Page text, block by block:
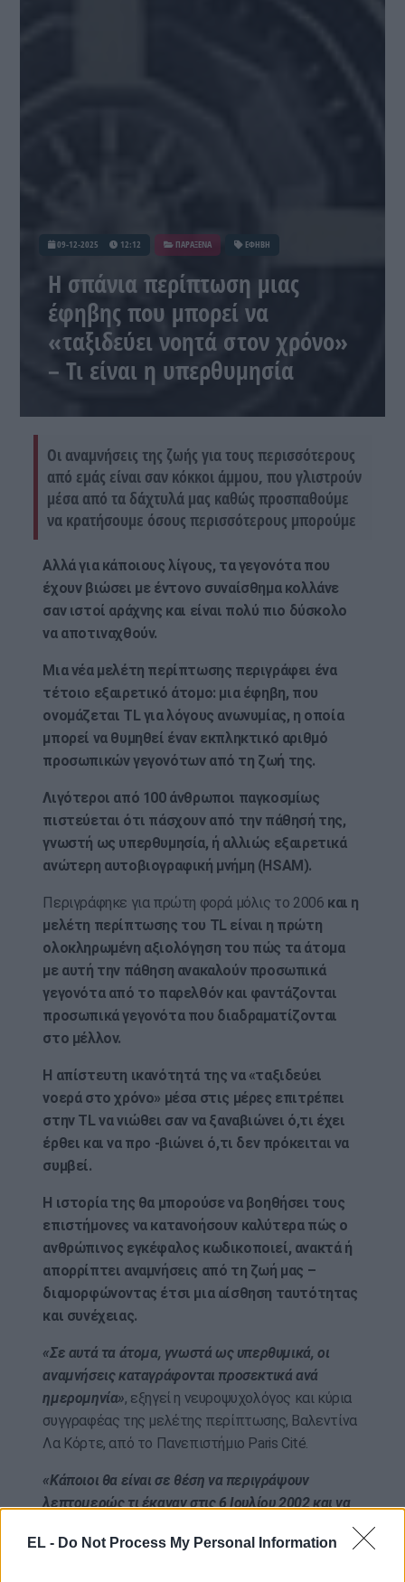
EL - Do Not Process My Personal Information
09-12-2025 12:12 ΠΑΡΑΞΕΝΑ ΕΦΗΒΗ
Η σπάνια περίπτωση μιας
έφηβης που μπορεί να
«ταξιδεύει νοητά στον χρόνο»
– Τι είναι η υπερθυμησία
Οι αναμνήσεις της ζωής για τους περισσότερους
από εμάς είναι σαν κόκκοι άμμου, που γλιστρούν
μέσα από τα δάχτυλά μας καθώς προσπαθούμε
να κρατήσουμε όσους περισσότερους μπορούμε
Αλλά για κάποιους λίγους, τα γεγονότα που
έχουν βιώσει με έντονο συναίσθημα κολλάνε
σαν ιστοί αράχνης και είναι πολύ πιο δύσκολο
να αποτιναχθούν.
Μια νέα μελέτη περίπτωσης περιγράφει ένα
τέτοιο εξαιρετικό άτομο: μια έφηβη, που
ονομάζεται TL για λόγους ανωνυμίας, η οποία
μπορεί να θυμηθεί έναν εκπληκτικό αριθμό
προσωπικών γεγονότων από τη ζωή της.
Λιγότεροι από 100 άνθρωποι παγκοσμίως
πιστεύεται ότι πάσχουν από την πάθησή της,
γνωστή ως υπερθυμησία, ή αλλιώς εξαιρετικά
ανώτερη αυτοβιογραφική μνήμη (HSAM).
Περιγράφηκε για πρώτη φορά μόλις το 2006 και η
μελέτη περίπτωσης του TL είναι η πρώτη
ολοκληρωμένη αξιολόγηση του πώς τα άτομα
με αυτή την πάθηση ανακαλούν προσωπικά
γεγονότα από το παρελθόν και φαντάζονται
προσωπικά γεγονότα που διαδραματίζονται
στο μέλλον.
Η απίστευτη ικανότητά της να «ταξιδεύει
νοερά στο χρόνο» μέσα στις μέρες επιτρέπει
στην TL να νιώθει σαν να ξαναβιώνει ό,τι έχει
έρθει και να προ -βιώνει ό,τι δεν πρόκειται να
συμβεί.
Η ιστορία της θα μπορούσε να βοηθήσει τους
επιστήμονες να κατανοήσουν καλύτερα πώς ο
ανθρώπινος εγκέφαλος κωδικοποιεί, ανακτά ή
απορρίπτει αναμνήσεις από τη ζωή μας –
διαμορφώνοντας έτσι μια αίσθηση ταυτότητας
και συνέχειας.
«Σε αυτά τα άτομα, γνωστά ως υπερθυμικά, οι
αναμνήσεις καταγράφονται προσεκτικά ανά
ημερομηνία», εξηγεί η νευροψυχολόγος και κύρια
συγγραφέας της μελέτης περίπτωσης, Βαλεντίνα
Λα Κόρτε, από το Πανεπιστήμιο Paris Cité.
«Κάποιοι θα είναι σε θέση να περιγράψουν
λεπτομερώς τι έκαναν στις 6 Ιουλίου 2002 και να
εκείνης της ημέρας».